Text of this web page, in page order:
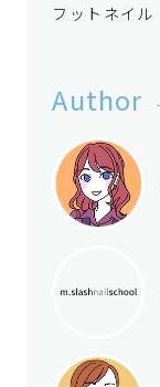
フットネイル
Author